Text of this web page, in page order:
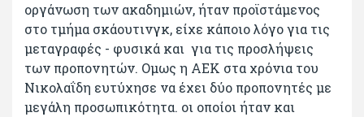
οργάνωση των ακαδημιών, ήταν προϊστάμενος
στο τμήμα σκάουτινγκ, είχε κάποιο λόγο για τις
μεταγραφές - φυσικά και για τις προσλήψεις
των προπονητών. Ομως η ΑΕΚ στα χρόνια του
Νικολαΐδη ευτύχησε να έχει δύο προπονητές με
μεγάλη προσωπικότητα. οι οποίοι ήταν και